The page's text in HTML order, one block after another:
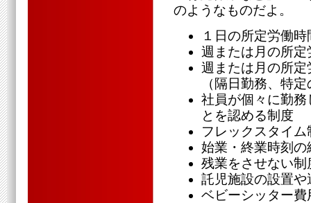
のようなものだよ。
１日の所定労働
週または月の所
週または月の所
（隔日勤務、特
社員が個々に勤
とを認める制度
フレックスタイム
始業・終業時刻
残業をさせない制
託児施設の設置や
ベビーシッター費